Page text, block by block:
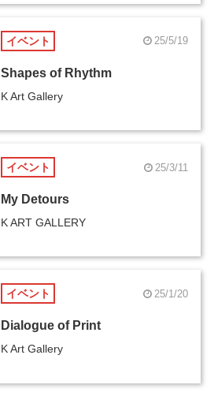
イベント 25/5/19
Shapes of Rhythm
K Art Gallery
イベント 25/3/11
My Detours
K ART GALLERY
イベント 25/1/20
Dialogue of Print
K Art Gallery